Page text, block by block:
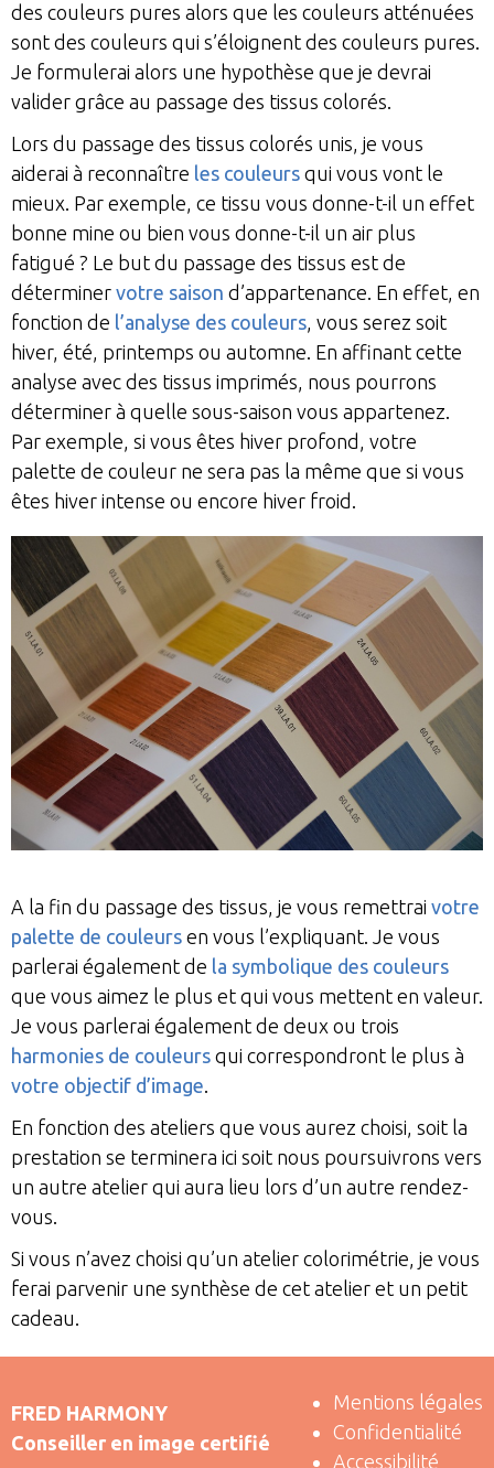
des couleurs pures alors que les couleurs atténuées
sont des couleurs qui s’éloignent des couleurs pures.
Je formulerai alors une hypothèse que je devrai
valider grâce au passage des tissus colorés.
Lors du passage des tissus colorés unis, je vous
aiderai à reconnaître les couleurs qui vous vont le
mieux. Par exemple, ce tissu vous donne-t-il un effet
bonne mine ou bien vous donne-t-il un air plus
fatigué ? Le but du passage des tissus est de
déterminer votre saison d’appartenance. En effet, en
fonction de l’analyse des couleurs, vous serez soit
hiver, été, printemps ou automne. En affinant cette
analyse avec des tissus imprimés, nous pourrons
déterminer à quelle sous-saison vous appartenez.
Par exemple, si vous êtes hiver profond, votre
palette de couleur ne sera pas la même que si vous
êtes hiver intense ou encore hiver froid.
A la fin du passage des tissus, je vous remettrai votre
palette de couleurs en vous l’expliquant. Je vous
parlerai également de la symbolique des couleurs
que vous aimez le plus et qui vous mettent en valeur.
Je vous parlerai également de deux ou trois
harmonies de couleurs qui correspondront le plus à
votre objectif d’image.
En fonction des ateliers que vous aurez choisi, soit la
prestation se terminera ici soit nous poursuivrons vers
un autre atelier qui aura lieu lors d’un autre rendez-
vous.
Si vous n’avez choisi qu’un atelier colorimétrie, je vous
ferai parvenir une synthèse de cet atelier et un petit
cadeau.
FRED HARMONY
Conseiller en image certifié
Mentions légales
Confidentialité
Accessibilité